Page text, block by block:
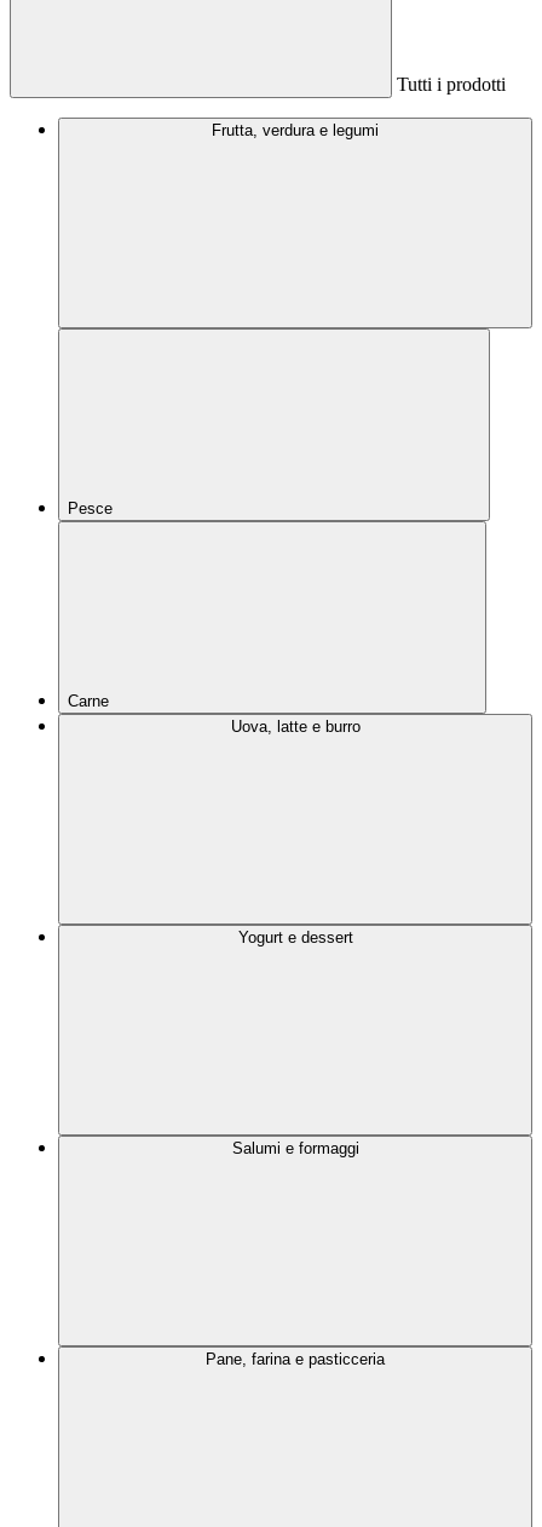
Tutti i prodotti
Frutta, verdura e legumi
Pesce
Carne
Uova, latte e burro
Yogurt e dessert
Salumi e formaggi
Pane, farina e pasticceria